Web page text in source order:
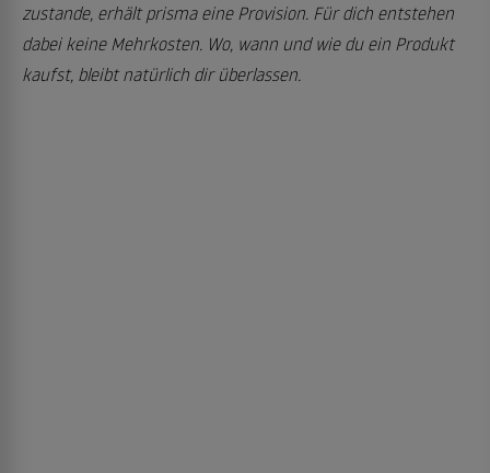
zustande, erhält prisma eine Provision. Für dich entstehen
dabei keine Mehrkosten. Wo, wann und wie du ein Produkt
kaufst, bleibt natürlich dir überlassen.